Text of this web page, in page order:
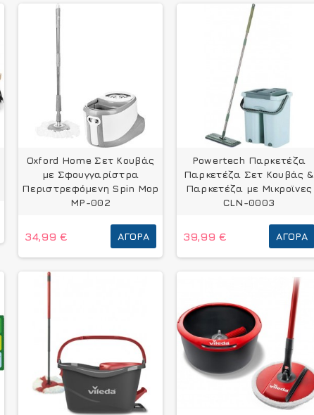
Oxford Home Σετ Κουβάς
με Σφουγγαρίστρα
Περιστρεφόμενη Spin Mop
MP-002
34,99 € ΑΓΟΡΆ
Powertech Παρκετέζα
Παρκετέζα Σετ Κουβάς &
Παρκετέζα με Μικροϊνες
CLN-0003
39,99 € ΑΓΟΡΆ